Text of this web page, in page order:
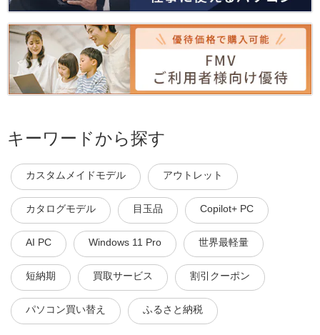
キーワードから探す
カスタムメイドモデル アウトレット
カタログモデル 目玉品 Copilot+ PC
AI PC Windows 11 Pro 世界最軽量
短納期 買取サービス 割引クーポン
パソコン買い替え ふるさと納税